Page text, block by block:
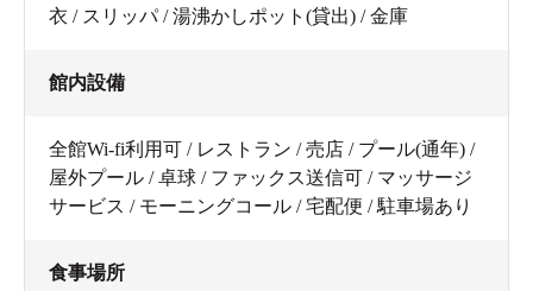
衣 / スリッパ / 湯沸かしポット(貸出) / 金庫
館内設備
全館Wi-fi利用可 / レストラン / 売店 / プール(通年) /
屋外プール / 卓球 / ファックス送信可 / マッサージ
サービス / モーニングコール / 宅配便 / 駐車場あり
食事場所